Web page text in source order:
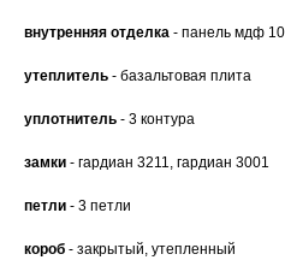
внутренняя отделка - панель мдф
утеплитель - базальтовая плита
уплотнитель - 3 контура
замки - гардиан 3211, гардиан 3001
петли - 3 петли
короб - закрытый, утепленный